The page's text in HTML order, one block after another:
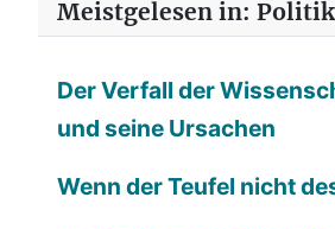
Meistgelesen in: Politik
Der Verfall der
und seine Ursachen
Wenn der Teufel nicht